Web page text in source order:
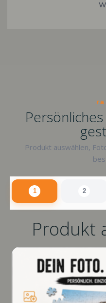
Produkt auswählen,
1 2
Produkt